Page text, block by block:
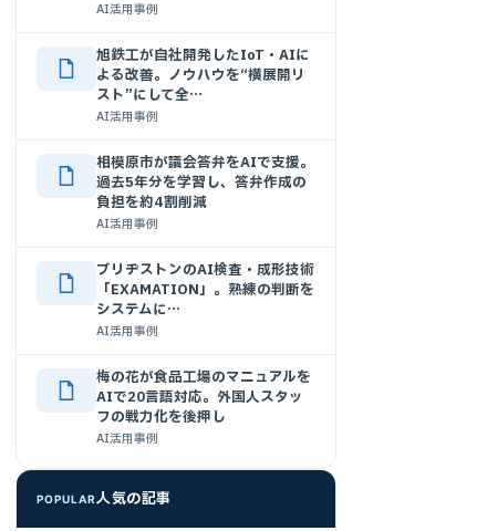
AI活用事例
旭鉄工が自社開発したIoT・AIに
よる改善。ノウハウを“横展開リ
スト”にして全…
AI活用事例
相模原市が議会答弁をAIで支援。
過去5年分を学習し、答弁作成の
負担を約4割削減
AI活用事例
ブリヂストンのAI検査・成形技術
「EXAMATION」。熟練の判断を
システムに…
AI活用事例
梅の花が食品工場のマニュアルを
AIで20言語対応。外国人スタッ
フの戦力化を後押し
AI活用事例
POPULAR人気の記事